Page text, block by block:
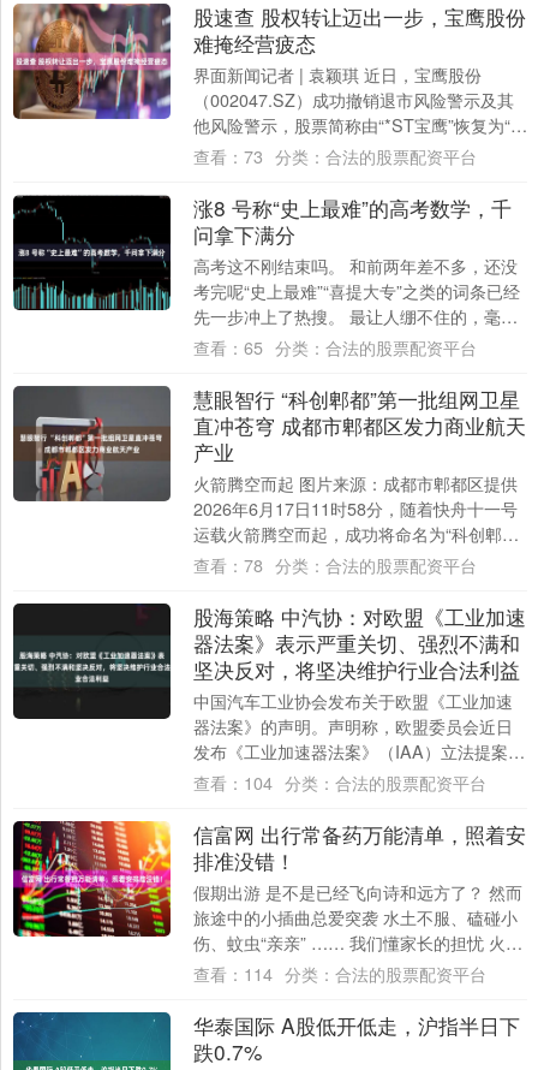
股速查 股权转让迈出一步，宝鹰股份
难掩经营疲态
界面新闻记者 | 袁颖琪 近日，宝鹰股份
（002047.SZ）成功撤销退市风险警示及其
他风险警示，股票简称由“*ST宝鹰”恢复为“宝
鹰股份”。从深陷退市风险、被....
查看： 73 分类： 合法的股票配资平台
涨8 号称“史上最难”的高考数学，千
问拿下满分
高考这不刚结束吗。 和前两年差不多，还没
考完呢“史上最难”“喜提大专”之类的词条已经
先一步冲上了热搜。 最让人绷不住的，毫无
疑问还是又是就是——数学。 6月7日....
查看： 65 分类： 合法的股票配资平台
慧眼智行 “科创郫都”第一批组网卫星
直冲苍穹 成都市郫都区发力商业航天
产业
火箭腾空而起 图片来源：成都市郫都区提供
2026年6月17日11时58分，随着快舟十一号
运载火箭腾空而起，成功将命名为“科创郫
都”的第一批微厘空间低轨卫星05....
查看： 78 分类： 合法的股票配资平台
股海策略 中汽协：对欧盟《工业加速
器法案》表示严重关切、强烈不满和
坚决反对，将坚决维护行业合法利益
中国汽车工业协会发布关于欧盟《工业加速
器法案》的声明。声明称，欧盟委员会近日
发布《工业加速器法案》（IAA）立法提案，
对包括电池、电动汽车在内的四大行业设置
查看： 104 分类： 合法的股票配资平台
信富网 出行常备药万能清单，照着安
排准没错！
假期出游 是不是已经飞向诗和远方了？ 然而
旅途中的小插曲总爱突袭 水土不服、磕碰小
伤、蚊虫“亲亲” …… 我们懂家长的担忧 火速
整理出这份 “带娃旅行万能药箱....
查看： 114 分类： 合法的股票配资平台
华泰国际 A股低开低走，沪指半日下
跌0.7%